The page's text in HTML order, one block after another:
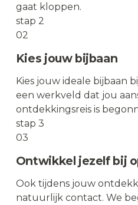
gaat kloppen.
stap 2
02
Kies jouw bijbaan
Kies jouw ideale bijbaan
een werkveld dat jou
ontdekkingsreis is
stap 3
03
Ontwikkel jezelf bij
Ook tijdens jouw
natuurlijk contact. We